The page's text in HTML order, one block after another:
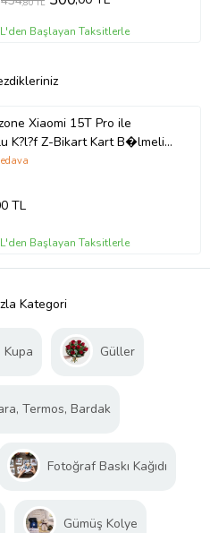
Başlayan Taksitlerle
Xiaomi 15T Pro ile
K?l?f Z-Bikart Kart B�lmeli
Kilif, Deri Dokulu Y�zey,
Xiaomi 15T Pro kilif
TL
Başlayan Taksitlerle
Kategori
Kupa Güller
Termos, Bardak
Fotoğraf Baskı Kağıdı
Gümüş Kolye